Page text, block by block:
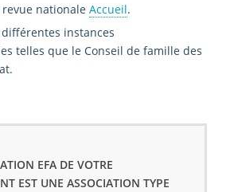
nationale Accueil.
instances
telles que le Conseil de famille des
EFA DE VOTRE
EST UNE ASSOCIATION TYPE